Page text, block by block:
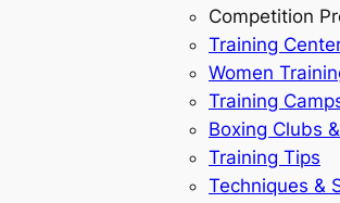
Competition
Training
Women
Training
Boxing Clubs
Training Tips
Techniques &